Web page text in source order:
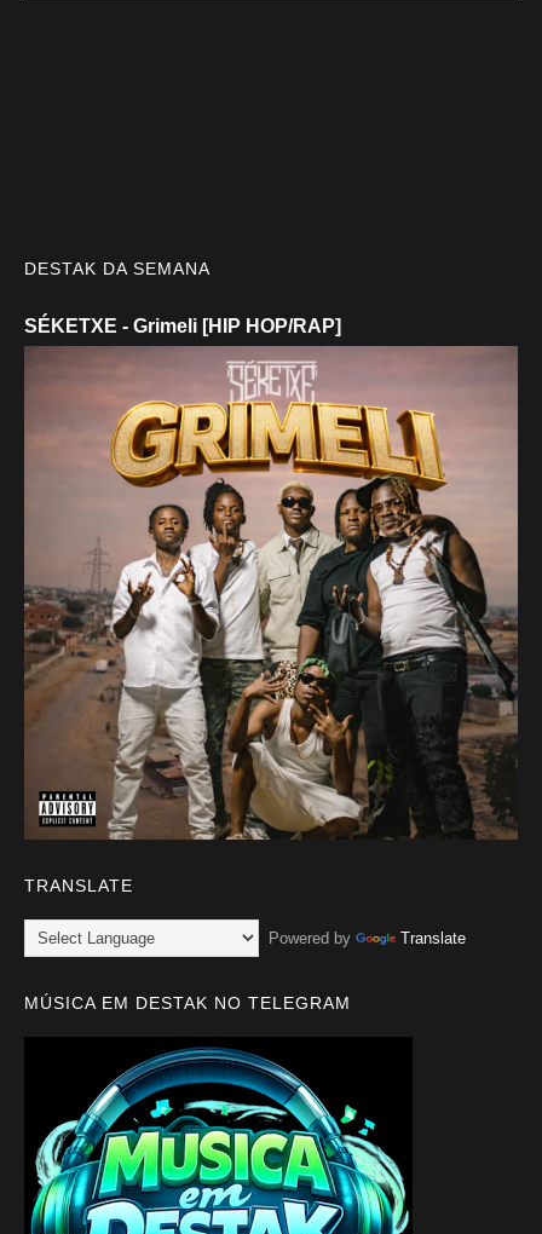
DESTAK DA SEMANA
SÉKETXE - Grimeli [HIP HOP/RAP]
TRANSLATE
Powered by Translate
MÚSICA EM DESTAK NO TELEGRAM